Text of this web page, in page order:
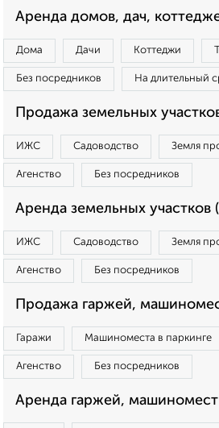
Аренда домов, дач,
Дома Дачи Коттеджи
Без посредников На длительный
Продажа земельных
ИЖС Садоводство Земля
Агенство Без посредников
Аренда земельных участков
ИЖС Садоводство Земля
Агенство Без посредников
Продажа гаржей,
Гаражи Машиноместа в паркинге
Агенство Без посредников
Аренда гаржей, машиномест